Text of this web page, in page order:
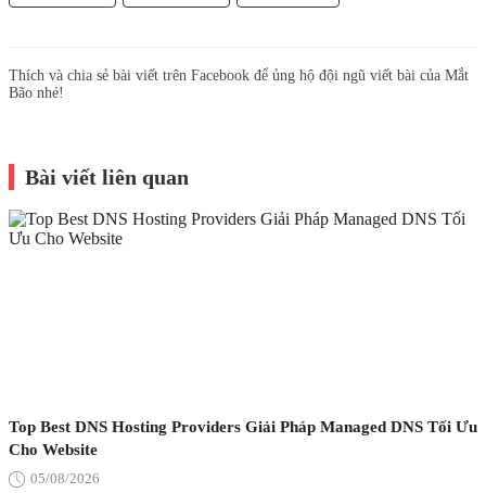
Thích và chia sẻ bài viết trên Facebook để ủng hộ đội ngũ viết bài của Mắt
Bão nhé!
Bài viết liên quan
Top Best DNS Hosting Providers Giải Pháp Managed DNS Tối Ưu
Cho Website
05/08/2026